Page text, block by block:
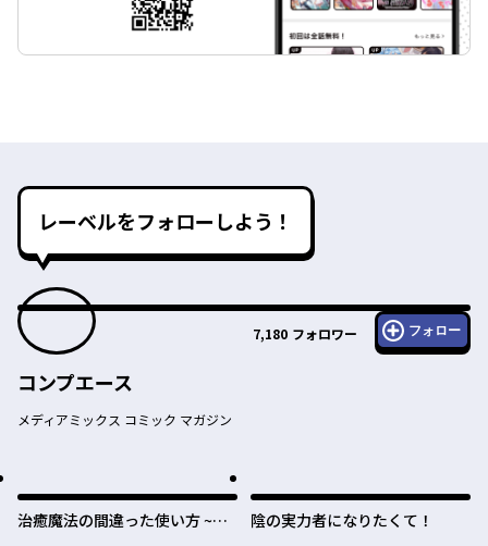
レーベルをフォローしよう！
7,180 フォロワー フォロー
コンプエース
メディアミックス コミック マガジン
治癒魔法の間違った使い方 ~戦
陰の実力者になりたくて！